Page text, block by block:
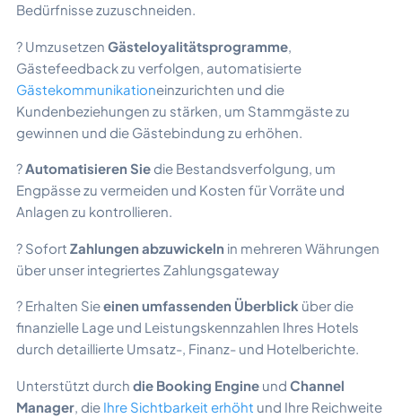
Bedürfnisse zuzuschneiden.
? Umzusetzen Gästeloyalitätsprogramme
Gästefeedback zu verfolgen, automatisierte
Gästekommunikationeinzurichten und die
Kundenbeziehungen zu stärken, um Stammgäste zu
gewinnen und die Gästebindung zu erhöhen.
?Automatisieren Sie die Bestandsverfolgung, um
Engpässe zu vermeiden und Kosten für Vorräte und
Anlagen zu kontrollieren.
? Sofort Zahlungen abzuwickeln in mehreren Währungen
über unser integriertes Zahlungsgateway
? Erhalten Sieeinen umfassenden Überblick über die
finanzielle Lage und Leistungskennzahlen Ihres Hotels
durch detaillierte Umsatz-, Finanz- und Hotelberichte.
Unterstützt durch die Booking Engine und Channel
Manager , die Ihre Sichtbarkeit erhöht und Ihre Reichweite